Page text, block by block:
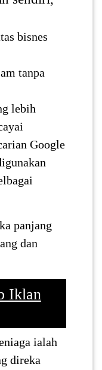
bisnes
tanpa
lebih
Google
panjang
dan
Iklan
ialah
direka